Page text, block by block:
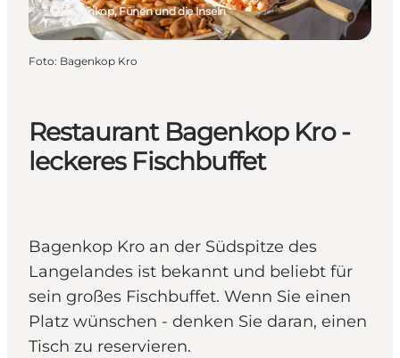
Restaurant Bagenkop Kro -
leckeres Fischbuffet
Bagenkop Kro an der Südspitze des
Langelandes ist bekannt und beliebt für
sein großes Fischbuffet. Wenn Sie einen
Platz wünschen - denken Sie daran, einen
Tisch zu reservieren.
Bagenkop, Fünen und die Inseln
Foto: Bagenkop Kro